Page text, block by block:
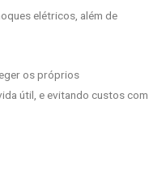
elétricos, além de
os próprios
útil, e evitando custos com